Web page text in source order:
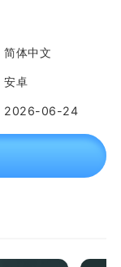
简体中文
安卓
2026-06-24